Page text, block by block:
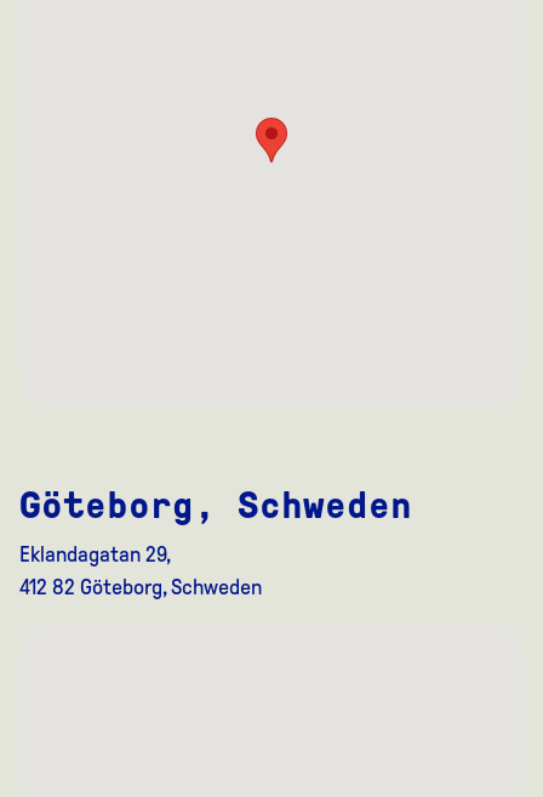
Göteborg, Schweden
Eklandagatan 29,
412 82 Göteborg, Schweden